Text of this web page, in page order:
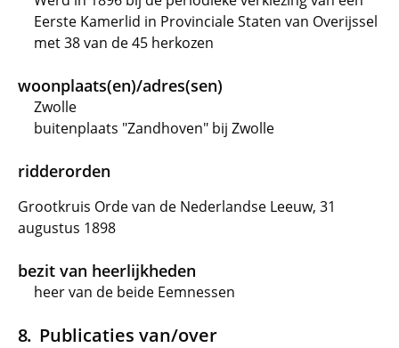
Eerste Kamerlid in Provinciale Staten van Overijssel
met 38 van de 45 herkozen
woonplaats(en)/adres(sen)
Zwolle
buitenplaats "Zandhoven" bij Zwolle
ridderorden
Grootkruis Orde van de Nederlandse Leeuw, 31
augustus 1898
bezit van heerlijkheden
heer van de beide Eemnessen
Publicaties van/over